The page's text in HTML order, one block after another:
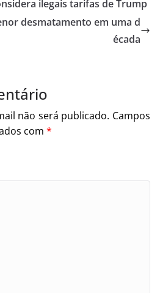
ilegais tarifas de Trump
desmatamento em uma d
écada
não será publicado. Campos
com *